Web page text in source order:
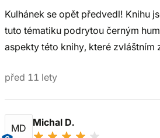
Kulhánek se opět předvedl! Knihu
tuto tématiku podrytou černým
aspekty této knihy, které zvláštním
před 11 lety
MD Michal D.